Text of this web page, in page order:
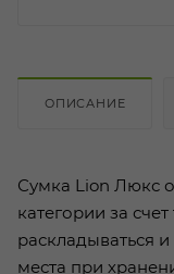
ОПИСАНИЕ
Сумка Lion Люкс
категории за
раскладываться
места при